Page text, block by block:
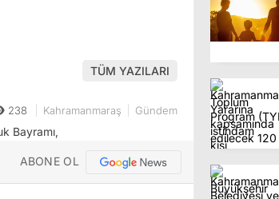
TÜM YAZILARI
238 Kahramanmaraş Gündem
ABONE OL